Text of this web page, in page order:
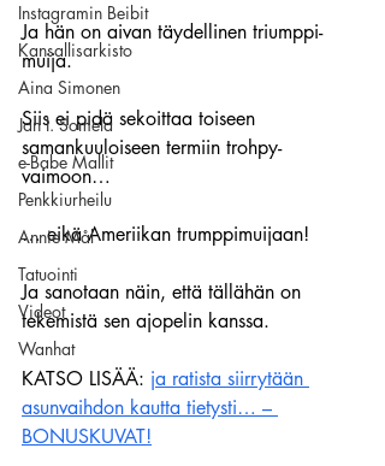
Instagramin Beibit
Kansallisarkisto
Aina Simonen
Jan I. Somela
e-Babe Mallit
Penkkiurheilu
Annie Mål
Tatuointi
Videot
Wanhat
Ja hän on aivan täydellinen triumppi-
muija.
Siis ei pidä sekoittaa toiseen
samankuuloiseen termiin trohpy-
vaimoon…
… eikä Ameriikan trumppimuijaan!
Ja sanotaan näin, että tällähän on
tekemistä sen ajopelin kanssa.
KATSO LISÄÄ: ja ratista siirrytään
asunvaihdon kautta tietysti… –
BONUSKUVAT!